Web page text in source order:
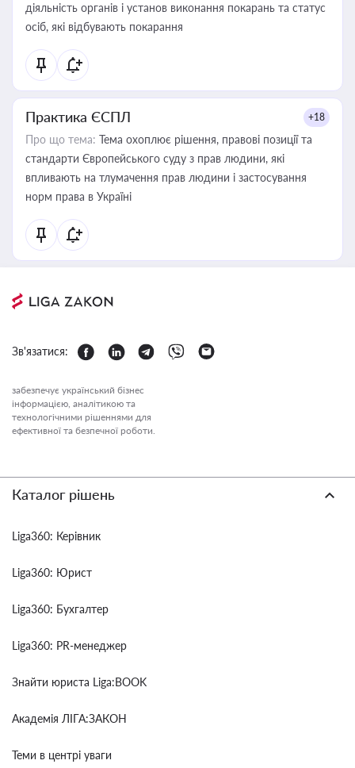
діяльність органів і установ виконання покарань та статус
осіб, які відбувають покарання
Практика ЄСПЛ +18
Про що тема: Тема охоплює рішення, правові позиції та
стандарти Європейського суду з прав людини, які
впливають на тлумачення прав людини і застосування
норм права в Україні
Зв'язатися:
забезпечує український бізнес
інформацією, аналітикою та
технологічними рішеннями для
ефективної та безпечної роботи.
Каталог рішень
Liga360: Керівник
Liga360: Юрист
Liga360: Бухгалтер
Liga360: PR-менеджер
Знайти юриста Liga:BOOK
Академія ЛІГА:ЗАКОН
Теми в центрі уваги